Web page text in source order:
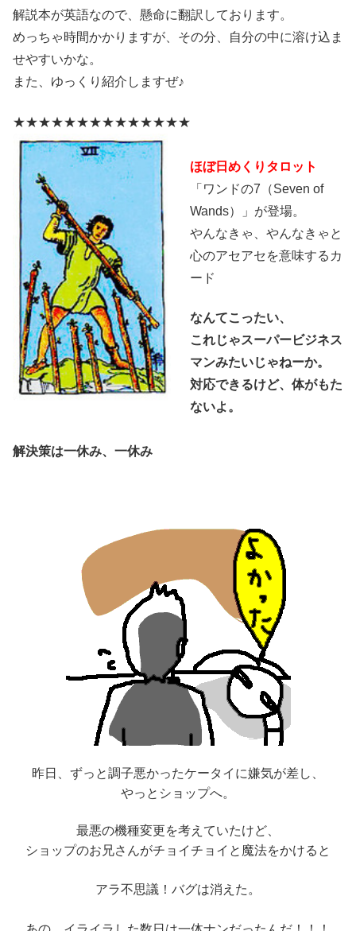
解説本が英語なので、懸命に翻訳しております。
めっちゃ時間かかりますが、その分、自分の中に溶け込ま
せやすいかな。
また、ゆっくり紹介しますぜ♪
★★★★★★★★★★★★★★
ほぼ日めくりタロット
「ワンドの7（Seven of
Wands）」が登場。
やんなきゃ、やんなきゃと
心のアセアセを意味するカ
ード
なんてこったい、
これじゃスーパービジネス
マンみたいじゃねーか。
対応できるけど、体がもた
ないよ。
解決策は一休み、一休み
昨日、ずっと調子悪かったケータイに嫌気が差し、
やっとショップへ。
最悪の機種変更を考えていたけど、
ショップのお兄さんがチョイチョイと魔法をかけると
アラ不思議！バグは消えた。